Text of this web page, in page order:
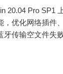
20.04 Pro SP1
优化网络插件
传输空文件失